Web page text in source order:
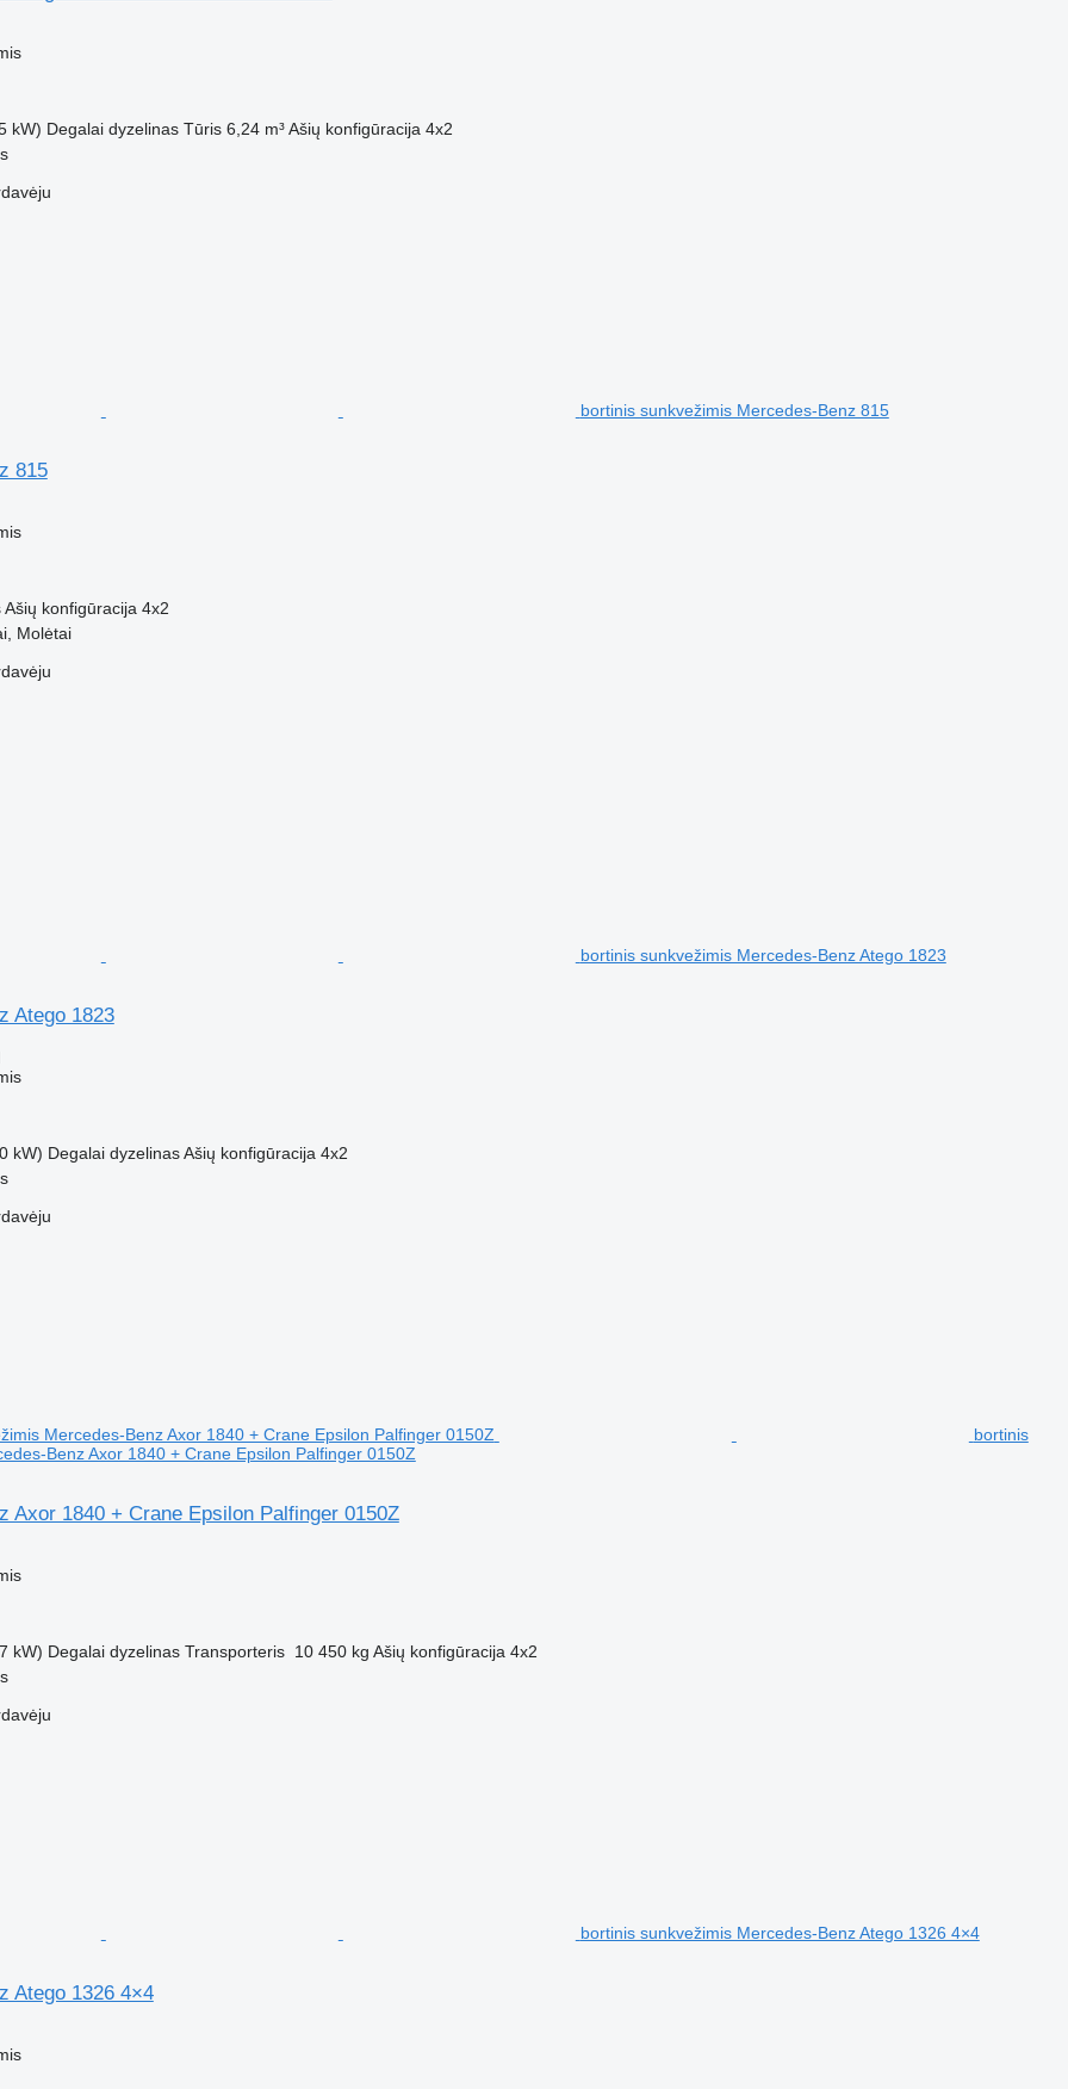
kW) Degalai dyzelinas Tūris 6,24 m³ Ašių konfigūracija 4x2
bortinis sunkvežimis Mercedes-Benz 815
815
Ašių konfigūracija 4x2
Molėtai
bortinis sunkvežimis Mercedes-Benz Atego 1823
Atego 1823
kW) Degalai dyzelinas Ašių konfigūracija 4x2
bortinis
Benz Axor 1840 + Crane Epsilon Palfinger 0150Z
Axor 1840 + Crane Epsilon Palfinger 0150Z
kW) Degalai dyzelinas Transporteris 10 450 kg Ašių konfigūracija 4x2
bortinis sunkvežimis Mercedes-Benz Atego 1326 4×4
Atego 1326 4×4